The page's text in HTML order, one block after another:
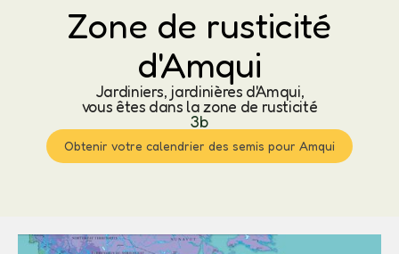
Zone de rusticité
d'Amqui
Jardiniers, jardinières d'Amqui,
vous êtes dans la zone de rusticité
3b
Obtenir votre calendrier des semis pour Amqui